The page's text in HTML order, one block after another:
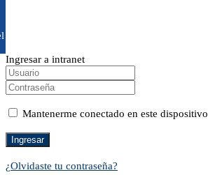
Ingresar a intranet
Mantenerme conectado en este dispositivo
¿Olvidaste tu contraseña?